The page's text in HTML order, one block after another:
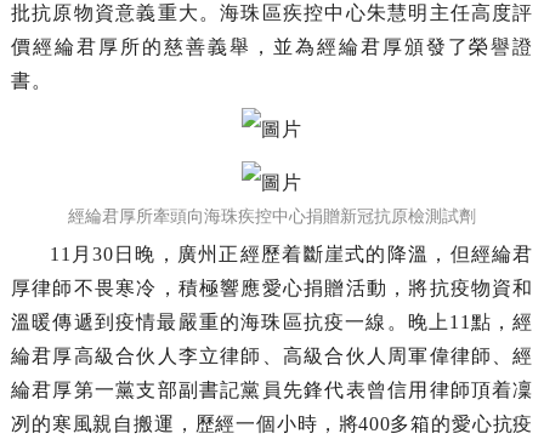
批抗原物資意義重大。海珠區疾控中心朱慧明主任高度評
價經綸君厚所的慈善義舉，並為經綸君厚頒發了榮譽證
書。
經綸君厚所牽頭向海珠疾控中心捐贈新冠抗原檢測試劑
11月30日晚，廣州正經歷着斷崖式的降溫，但經綸君
厚律師不畏寒冷，積極響應愛心捐贈活動，將抗疫物資和
溫暖傳遞到疫情最嚴重的海珠區抗疫一線。晚上11點，經
綸君厚高級合伙人李立律師、高級合伙人周軍偉律師、經
綸君厚第一黨支部副書記黨員先鋒代表曾信用律師頂着凜
冽的寒風親自搬運，歷經一個小時，將400多箱的愛心抗疫